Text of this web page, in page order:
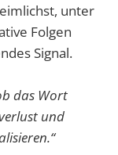
unter
Folgen
Signal.
das Wort
und